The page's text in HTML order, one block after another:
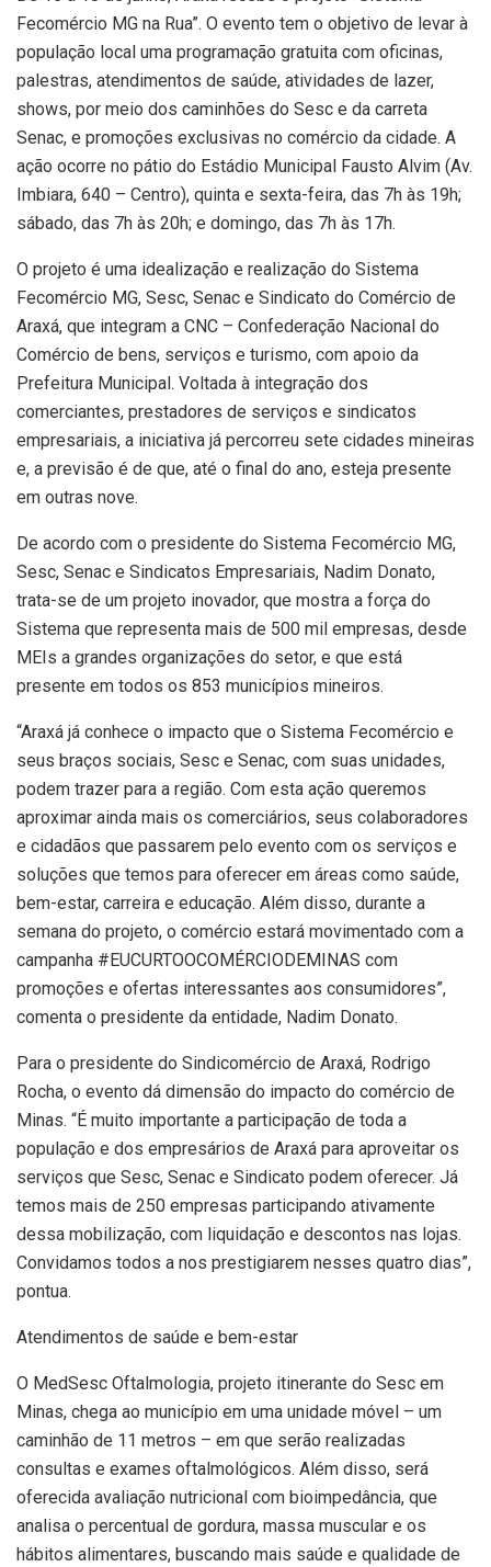
Fecomércio MG na Rua”. O evento tem o objetivo de levar à
população local uma programação gratuita com oficinas,
palestras, atendimentos de saúde, atividades de lazer,
shows, por meio dos caminhões do Sesc e da carreta
Senac, e promoções exclusivas no comércio da cidade. A
ação ocorre no pátio do Estádio Municipal Fausto Alvim (Av.
Imbiara, 640 – Centro), quinta e sexta-feira, das 7h às 19h;
sábado, das 7h às 20h; e domingo, das 7h às 17h.
O projeto é uma idealização e realização do Sistema
Fecomércio MG, Sesc, Senac e Sindicato do Comércio de
Araxá, que integram a CNC – Confederação Nacional do
Comércio de bens, serviços e turismo, com apoio da
Prefeitura Municipal. Voltada à integração dos
comerciantes, prestadores de serviços e sindicatos
empresariais, a iniciativa já percorreu sete cidades mineiras
e, a previsão é de que, até o final do ano, esteja presente
em outras nove.
De acordo com o presidente do Sistema Fecomércio MG,
Sesc, Senac e Sindicatos Empresariais, Nadim Donato,
trata-se de um projeto inovador, que mostra a força do
Sistema que representa mais de 500 mil empresas, desde
MEIs a grandes organizações do setor, e que está
presente em todos os 853 municípios mineiros.
“Araxá já conhece o impacto que o Sistema Fecomércio e
seus braços sociais, Sesc e Senac, com suas unidades,
podem trazer para a região. Com esta ação queremos
aproximar ainda mais os comerciários, seus colaboradores
e cidadãos que passarem pelo evento com os serviços e
soluções que temos para oferecer em áreas como saúde,
bem-estar, carreira e educação. Além disso, durante a
semana do projeto, o comércio estará movimentado com a
campanha #EUCURTOOCOMÉRCIODEMINAS com
promoções e ofertas interessantes aos consumidores”,
comenta o presidente da entidade, Nadim Donato.
Para o presidente do Sindicomércio de Araxá, Rodrigo
Rocha, o evento dá dimensão do impacto do comércio de
Minas. “É muito importante a participação de toda a
população e dos empresários de Araxá para aproveitar os
serviços que Sesc, Senac e Sindicato podem oferecer. Já
temos mais de 250 empresas participando ativamente
dessa mobilização, com liquidação e descontos nas lojas.
Convidamos todos a nos prestigiarem nesses quatro dias”,
pontua.
Atendimentos de saúde e bem-estar
O MedSesc Oftalmologia, projeto itinerante do Sesc em
Minas, chega ao município em uma unidade móvel – um
caminhão de 11 metros – em que serão realizadas
consultas e exames oftalmológicos. Além disso, será
oferecida avaliação nutricional com bioimpedância, que
analisa o percentual de gordura, massa muscular e os
hábitos alimentares, buscando mais saúde e qualidade de